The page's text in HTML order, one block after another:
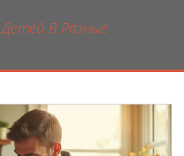
В Разные